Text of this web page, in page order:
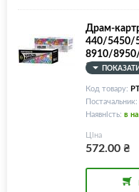
Драм-
440/5450/
8910/
20
Код товару:
Наявність: в
Ціна
572.00₴